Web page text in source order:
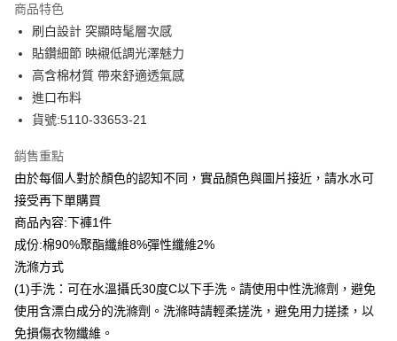
合作金庫商業銀行
華南商業銀行
上海商業儲蓄銀行
國泰世華商業銀行
臺灣中小企業銀行
匯豐（台灣）商業銀行
聯邦商業銀行
元大商業銀行
台新國際商業銀行
中國信託商業銀行
台灣樂天信用卡公司
LINE Pay
Apple Pay
街口支付
悠遊付
全盈+PAY
ATM付款
貨到付款
運送方式
付款後全家取貨
每筆NT$80，滿NT$399(含以上)免運費
商品特色
刷白設計 突顯時髦層次感
貼鑽細節 映襯低調光澤魅力
高含棉材質 帶來舒適透氣感
進口布料
貨號:5110-33653-21
銷售重點
由於每個人對於顏色的認知不同，實品顏色與圖片接近，請水水可
接受再下單購買
商品內容:下褲1件
成份:棉90%聚酯纖維8%彈性纖維2%
洗滌方式
(1)手洗：可在水溫攝氏30度C以下手洗。請使用中性洗滌劑，避免
使用含漂白成分的洗滌劑。洗滌時請輕柔搓洗，避免用力搓揉，以
免損傷衣物纖維。